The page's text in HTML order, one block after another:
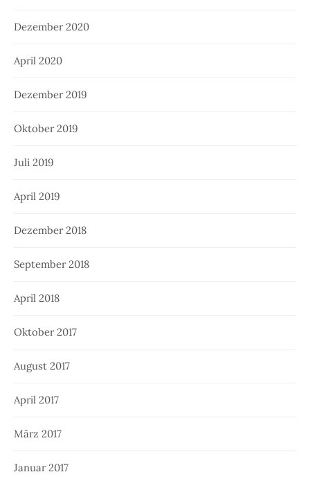
Dezember 2020
April 2020
Dezember 2019
Oktober 2019
Juli 2019
April 2019
Dezember 2018
September 2018
April 2018
Oktober 2017
August 2017
April 2017
März 2017
Januar 2017